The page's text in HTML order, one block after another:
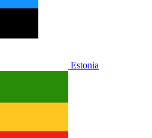
Estonia